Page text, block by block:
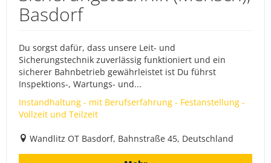
Basdorf
Du sorgst dafür, dass unsere Leit- und
Sicherungstechnik zuverlässig funktioniert und ein
sicherer Bahnbetrieb gewährleistet ist Du führst
Inspektions-, Wartungs- und...
Instandhaltung - mit Berufserfahrung - Festanstellung -
Vollzeit und Teilzeit
Wandlitz OT Basdorf, Bahnstraße 45, Deutschland